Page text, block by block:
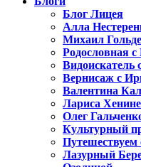
Блог Лицея
Алла
Михаил
Родословная
Вернисаж с
Валентина
Лариса
Олег
Культурный
Путешествуем
Лазурный